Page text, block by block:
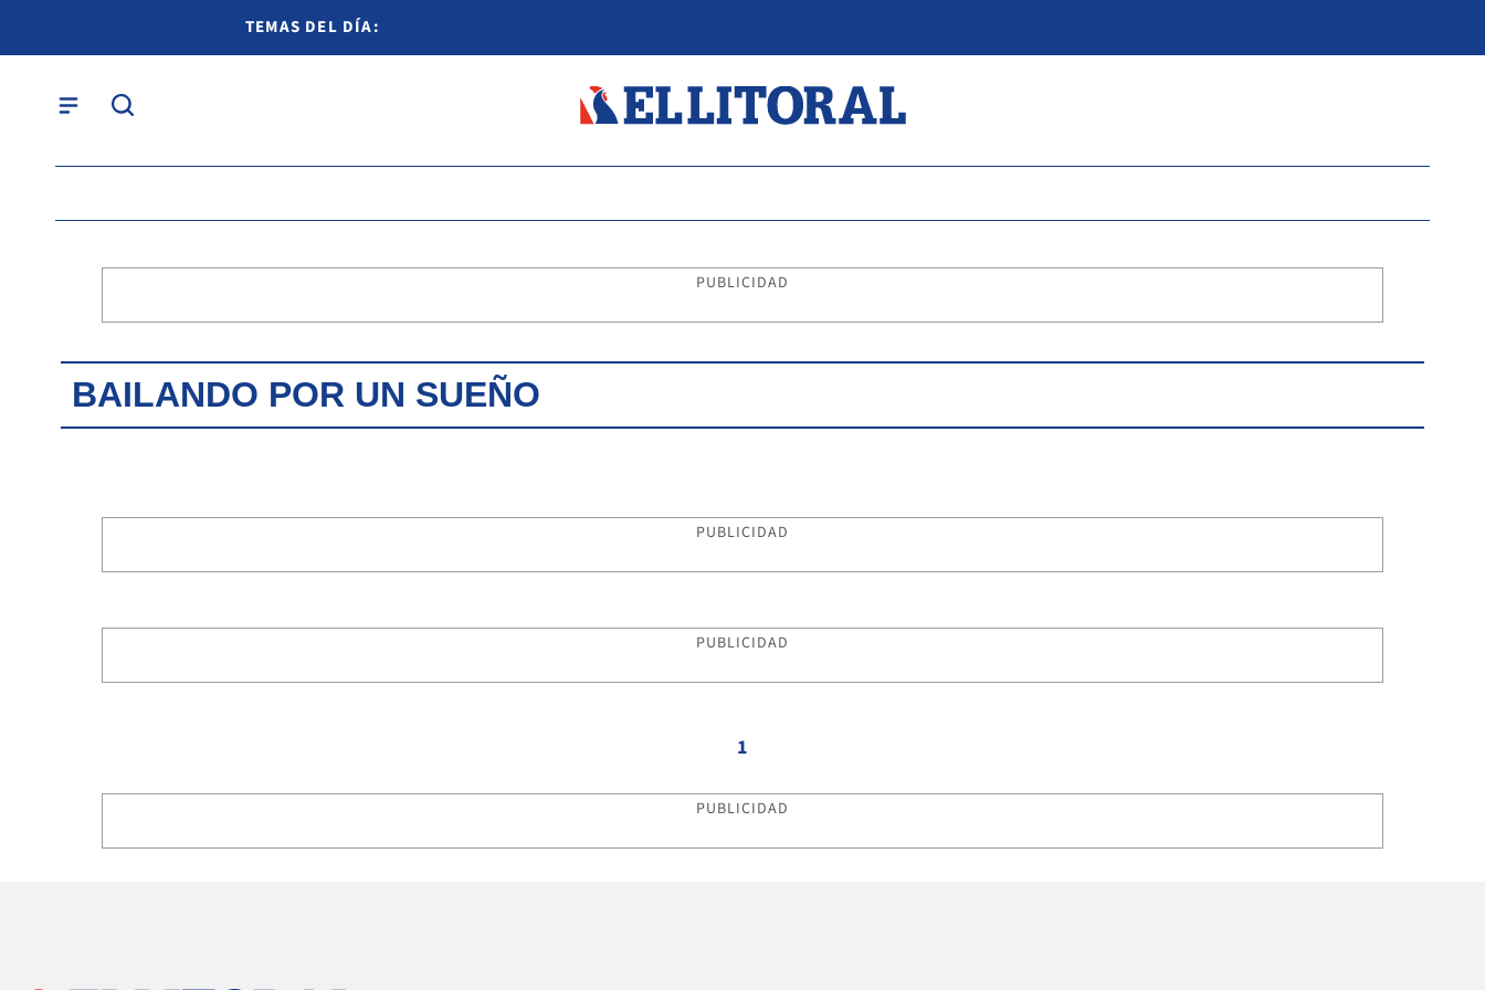
TEMAS DEL DÍA:
PUBLICIDAD
BAILANDO POR UN SUEÑO
PUBLICIDAD
PUBLICIDAD
1
PUBLICIDAD